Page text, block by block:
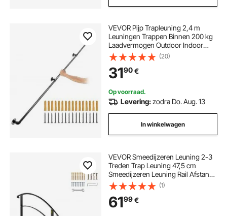
VEVOR Pijp Trapleuning 2,4 m
Leuningen Trappen Binnen 200 kg
Laadvermogen Outdoor Indoor
Universele Trapleuning Gemaakt
van Koolstofstaal en Matte
Afwerking Geschikt voor
Zolderleuning Badkamerleuning
(20)
3190€
Op voorraad.
Levering:zodra Do. Aug. 13
In winkelwagen
VEVOR Smeedijzeren Leuning 2-3
Treden Trap Leuning 47,5 cm
Smeedijzeren Leuning Rail Afstand
Tussen Palen 63,5 cm Outdoor
Indoor Trapleuning voor Tuinen
Woongebouwen Commerciële
Kantoorgebouwen Zwart
(1)
6199€